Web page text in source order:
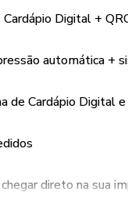
Digital +
automática +
de Cardápio Digital
direto na sua